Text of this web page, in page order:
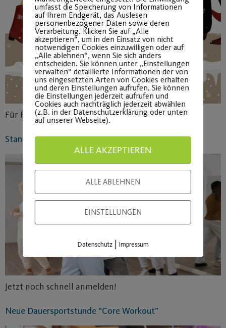
Für Frauen. Hier geht´s zur Anmeldung.
Standard / Latein Anfängerkurs am 19.10.2023
Jetzt noch schnell anmelden!
Neue Dauersportstunde “Core Workout”
umfasst die Speicherung von Informationen
auf Ihrem Endgerät, das Auslesen
personenbezogener Daten sowie deren
Verarbeitung. Klicken Sie auf „Alle
akzeptieren“, um in den Einsatz von nicht
notwendigen Cookies einzuwilligen oder auf
„Alle ablehnen“, wenn Sie sich anders
entscheiden. Sie können unter „Einstellungen
verwalten“ detaillierte Informationen der von
uns eingesetzten Arten von Cookies erhalten
und deren Einstellungen aufrufen. Sie können
die Einstellungen jederzeit aufrufen und
Cookies auch nachträglich jederzeit abwählen
(z.B. in der Datenschutzerklärung oder unten
auf unserer Webseite).
ALLE AKZEPTIEREN
ALLE ABLEHNEN
EINSTELLUNGEN
Datenschutz| Impressum